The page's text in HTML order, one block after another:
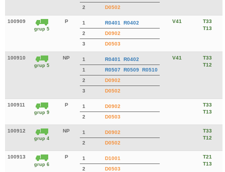
2
D0502
100909
grup 5
P 1 R0401
R0402
2
D0902
3
D0503
V41
T33
T13
100910
grup 5
NP 1 R0401
R0402
1
R0507 R0509 R0510
2
D0902
3
D0502
V41
T33
T12
100911
grup 9
P 1
D0902
2
D0503
T33
T13
100912
grup 4
NP 1
D0902
2
D0502
T33
T12
100913
grup 6
P 1
D1001
2
D0503
T21
T13